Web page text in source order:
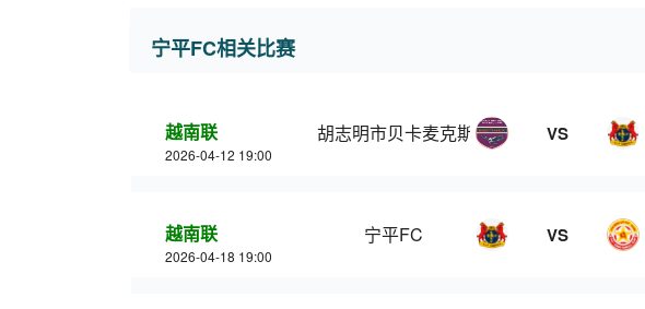
宁平FC相关比赛
越南联
2026-04-12 19:00
胡志明市贝卡麦克斯 VS
越南联
2026-04-18 19:00
宁平FC VS